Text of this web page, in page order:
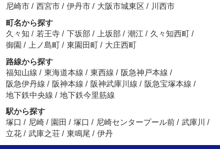
尼崎市 / 西宮市 / 伊丹市 / 大阪市城東区 / 川西市
町名から探す
久々知 / 若王寺 / 下坂部 / 上坂部 / 潮江 / 久々知西町 /
御園 / 上ノ島町 / 東園田町 / 大庄西町
路線から探す
福知山線 / 東海道本線 / 東西線 / 阪急神戸本線 /
阪急伊丹線 / 阪神本線 / 阪神武庫川線 / 阪急宝塚本線 /
地下鉄中央線 / 地下鉄今里筋線
駅から探す
塚口 / 尼崎 / 園田 / 塚口 / 尼崎センタープール前 / 武庫川 /
立花 / 武庫之荘 / 東鳴尾 / 伊丹